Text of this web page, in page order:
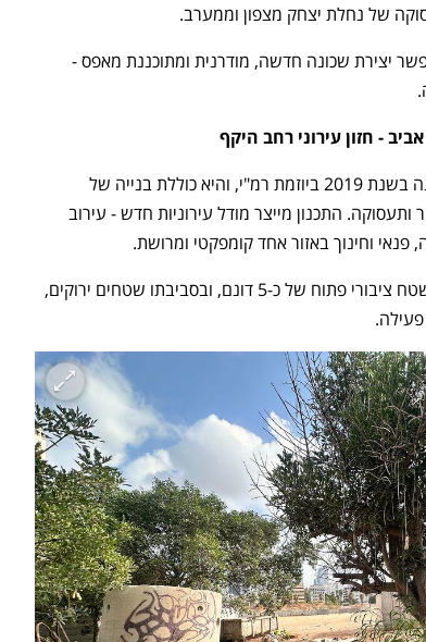
- חזון עירוני רחב היקף
וחינוך באזור אחד קומפקטי ומרושת.
פעילה.